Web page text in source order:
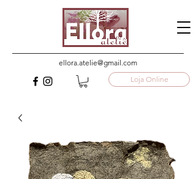
ellora.atelie@gmail.com
Loja Online